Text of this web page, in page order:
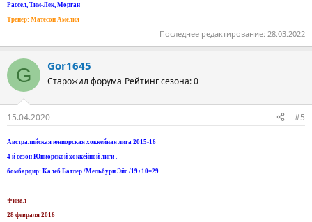
Рассел, Тим-Лек, Морган
Тренер: Матесон Амелия
Последнее редактирование: 28.03.2022
G Gor1645
Старожил форума Рейтинг сезона: 0
15.04.2020 #5
Австралийская юниорская хоккейная лига 2015-16
4 й сезон Юниорской хоккейной лиги .
бомбардир: Калеб Батлер /Мельбурн Эйс /19+10=29
Финал
28 февраля 2016